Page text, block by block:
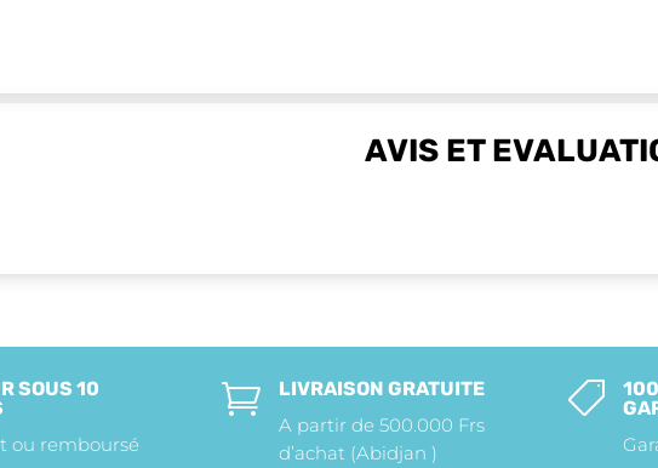
AVIS ET
SOUS 10
ou remboursé

LIVRAISON GRATUITE
A partir de 500.000 Frs
d’achat (Abidjan )
